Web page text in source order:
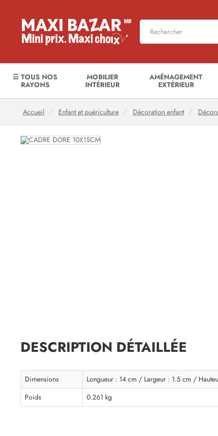
☰ TOUS NOS
RAYONS
MOBILIER
INTÉRIEUR
AMÉNAGEMENT
EXTÉRIEUR
Accueil Enfant et puériculture Décoration enfant
DESCRIPTION DÉTAILLÉE
Dimensions
Longueur : 14 cm / Largeur : 1.5 cm /
Poids
0.261 kg